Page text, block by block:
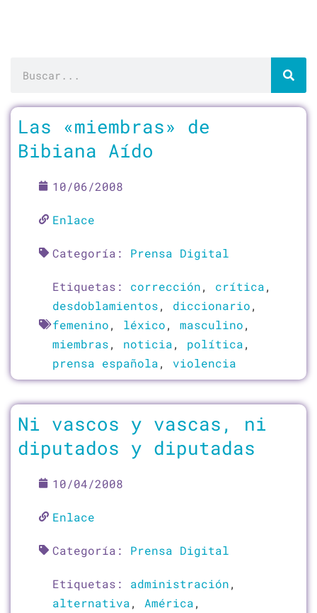
Las «miembras» de
Bibiana Aído
10/06/2008
Enlace
Categoría: Prensa Digital
Etiquetas: corrección, crítica,
desdoblamientos, diccionario,
femenino, léxico, masculino,
miembras, noticia, política,
prensa española, violencia
Ni vascos y vascas, ni
diputados y diputadas
10/04/2008
Enlace
Categoría: Prensa Digital
Etiquetas: administración,
alternativa, América,
Página Página